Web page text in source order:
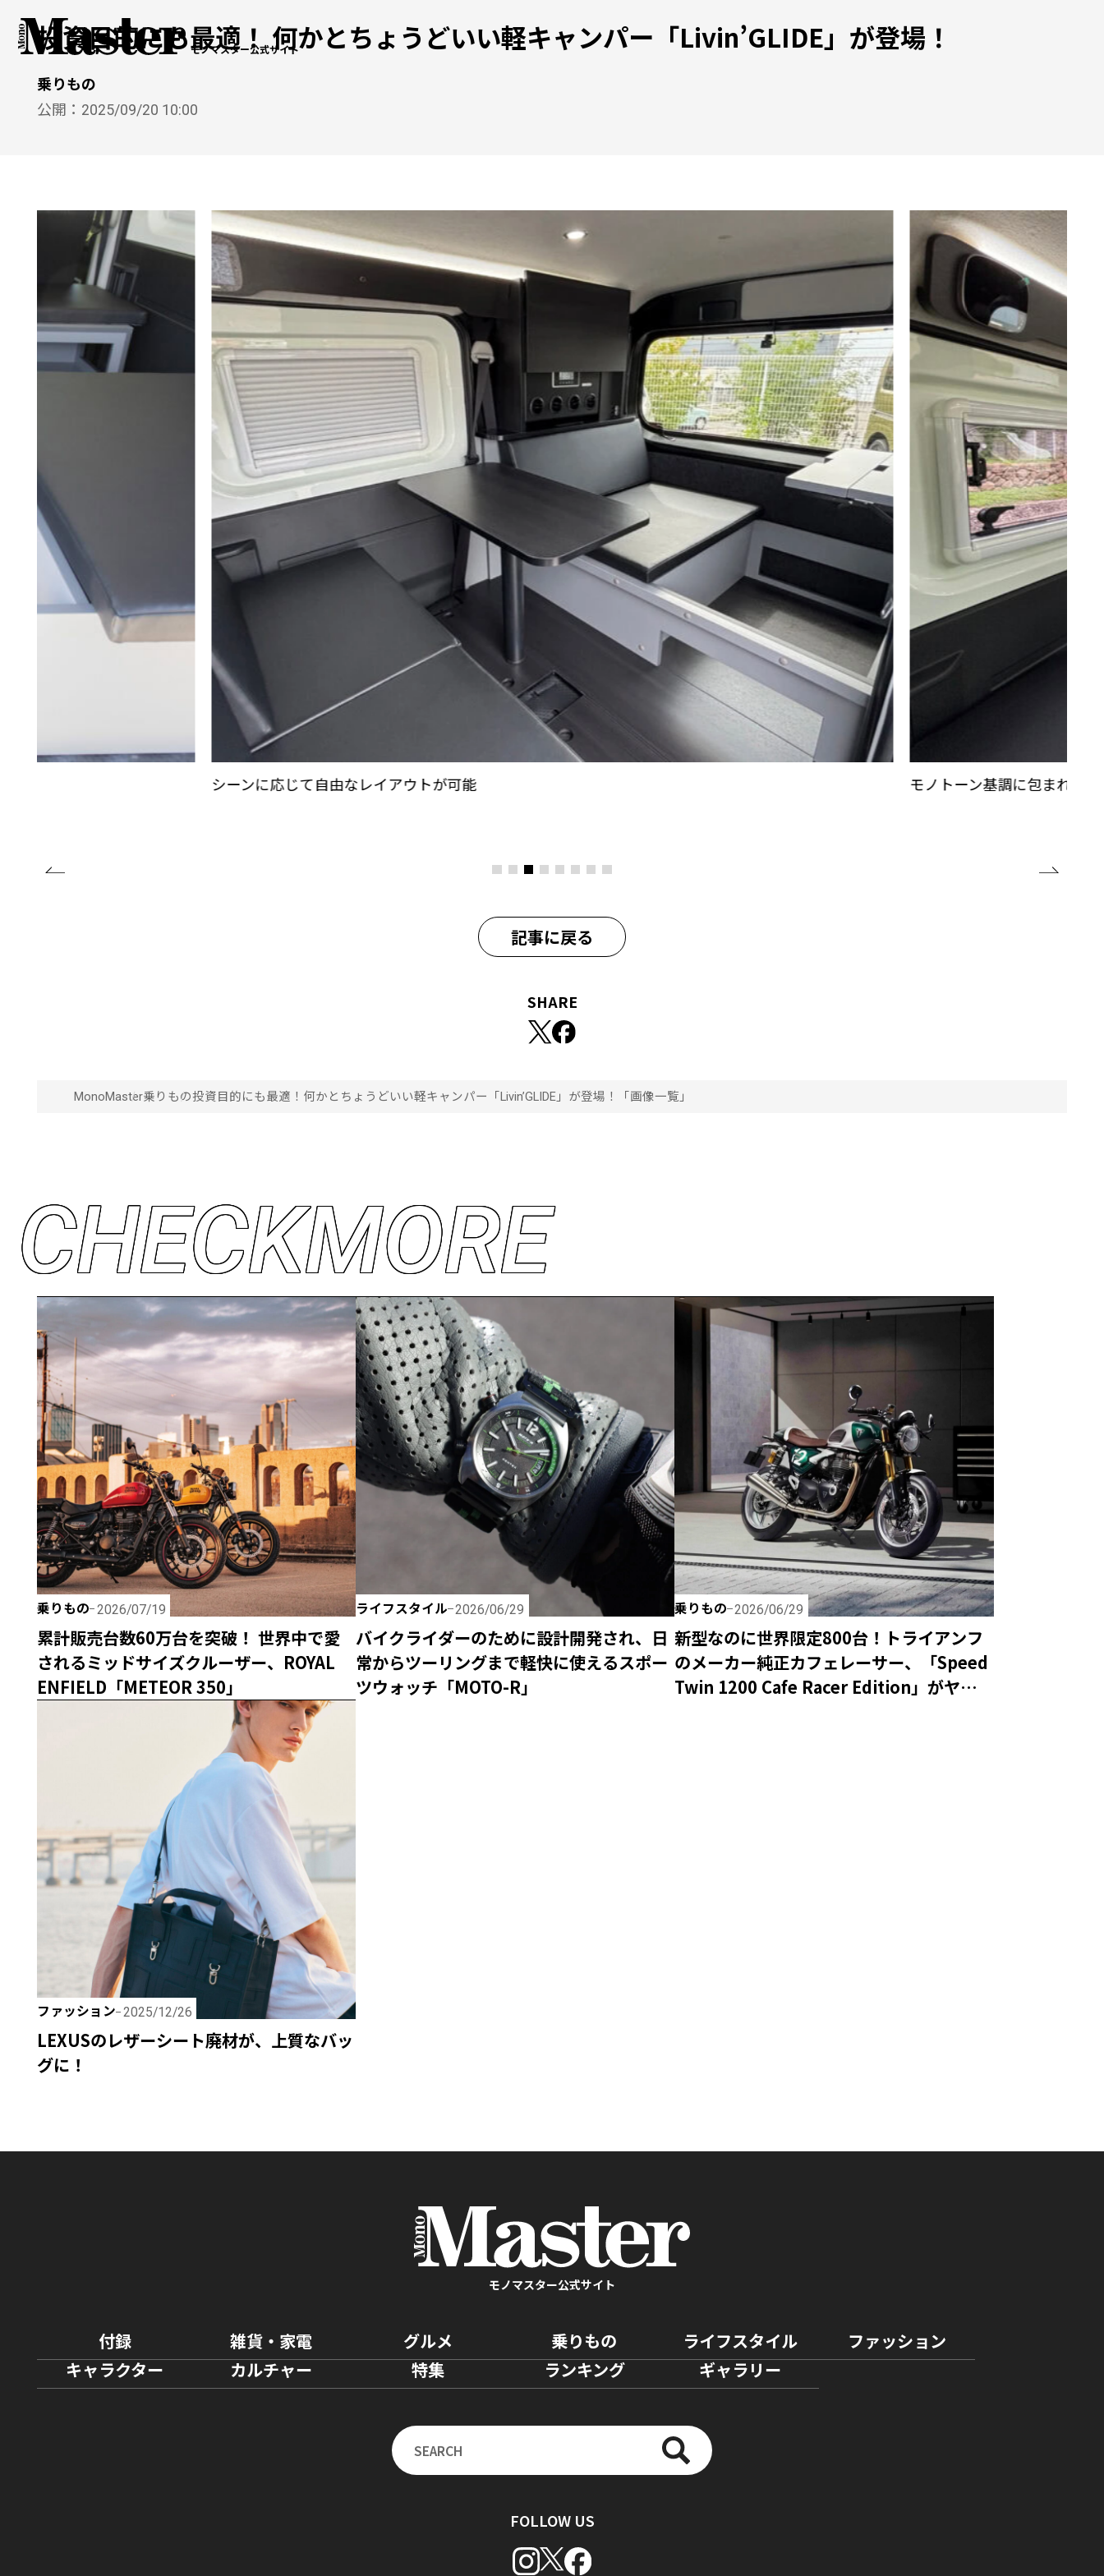
モノマスター公式サイト
投資目的にも最適！ 何かとちょうどいい軽キャンパー「Livin’GLIDE」が登場！
乗りもの
公開： 2025/09/20 10:00
シーンに応じて自由なレイアウトが可能 モノトーン基調に包まれた
記事に戻る
SHARE
MonoMaster乗りもの投資目的にも最適！何かとちょうどいい軽キャンパー「Livin’GLIDE」が登場！「画像一覧」
CHECKMORE
乗りもの 2026/07/19
累計販売台数60万台を突破！ 世界中で愛
されるミッドサイズクルーザー、ROYAL
ENFIELD「METEOR 350」
ライフスタイル 2026/06/29
バイクライダーのために設計開発され、日
常からツーリングまで軽快に使えるスポー
ツウォッチ「MOTO-R」
乗りもの 2026/06/29
新型なのに世界限定800台！トライアンフ
のメーカー純正カフェレーサー、「Speed
Twin 1200 Cafe Racer Edition」がヤバす
ファッション 2025/12/26
LEXUSのレザーシート廃材が、上質なバッ
グに！
モノマスター公式サイト
付録 雑貨・家電 グルメ 乗りもの ライフスタイル
ファッション
キャラクター
カルチャー 特集 ランキング ギャラリー
FOLLOW US